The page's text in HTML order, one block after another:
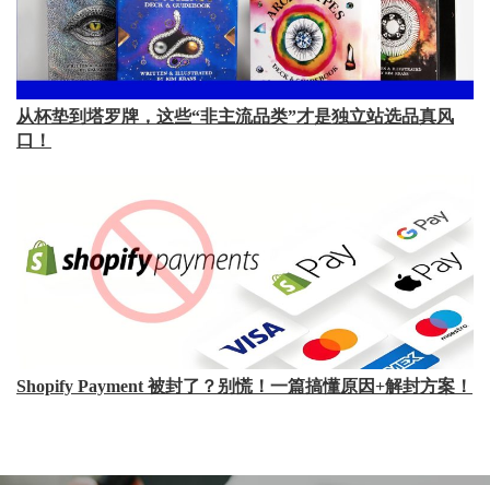
从杯垫到塔罗牌，这些“非主流品类”才是独立站选品真风
口！
Shopify Payment 被封了？别慌！一篇搞懂原因+解封方案！